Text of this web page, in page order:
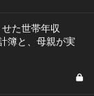
た世帯年収
簿と、母親が実